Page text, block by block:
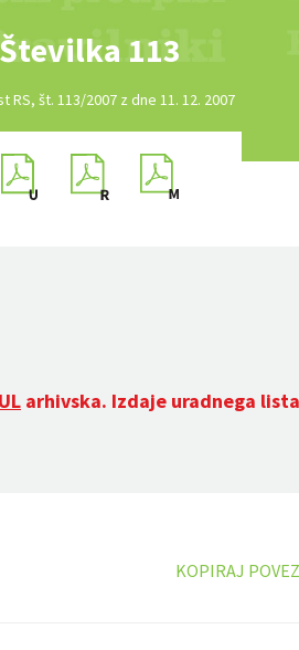
Številka 113
RS, št. 113/2007 z dne 11. 12. 2007
arhivska. Izdaje uradnega
KOPIRAJ